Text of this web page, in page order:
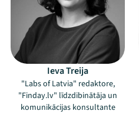
Ieva Treija
"Labs of Latvia" redaktore,
"Finday.lv" līdzdibinātāja un
komunikācijas konsultante